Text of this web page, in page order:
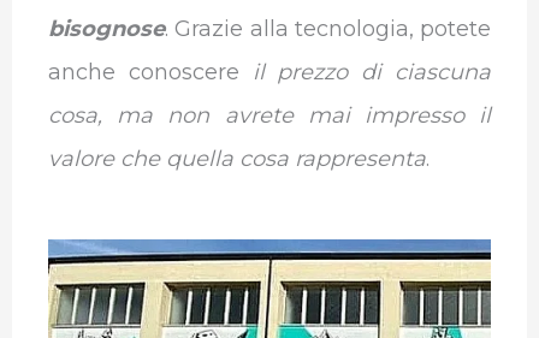
bisognose. Grazie alla tecnologia, potete
anche conoscere
il prezzo di ciascuna
cosa, ma non avrete mai impresso il
valore che quella cosa rappresenta.